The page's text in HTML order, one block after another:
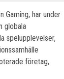
Gaming, har under
globala
spelupplevelser,
företag,